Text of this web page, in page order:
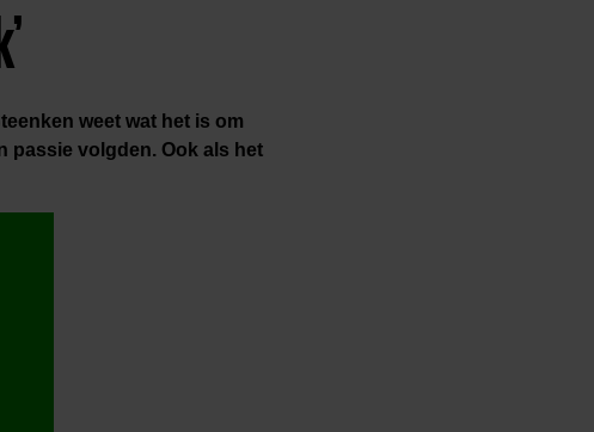
weet wat het is om
passie volgden. Ook als het